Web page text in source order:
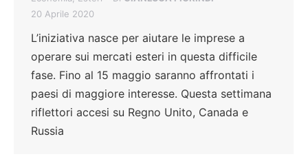
20 Aprile 2020
L’iniziativa nasce per aiutare le imprese a
operare sui mercati esteri in questa difficile
fase. Fino al 15 maggio saranno affrontati i
paesi di maggiore interesse. Questa settimana
riflettori accesi su Regno Unito, Canada e
Russia